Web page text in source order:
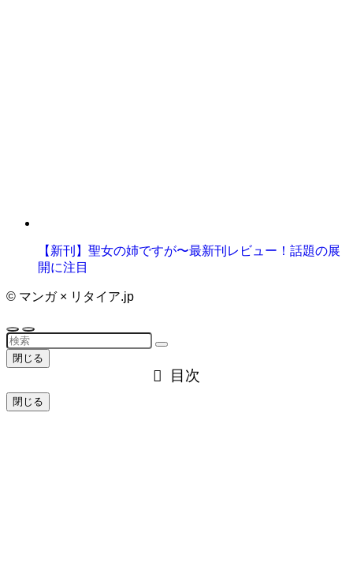
【新刊】聖女の姉ですが〜最新刊レビュー！話題の展
開に注目
© マンガ × リタイア.jp
閉じる
目次
閉じる